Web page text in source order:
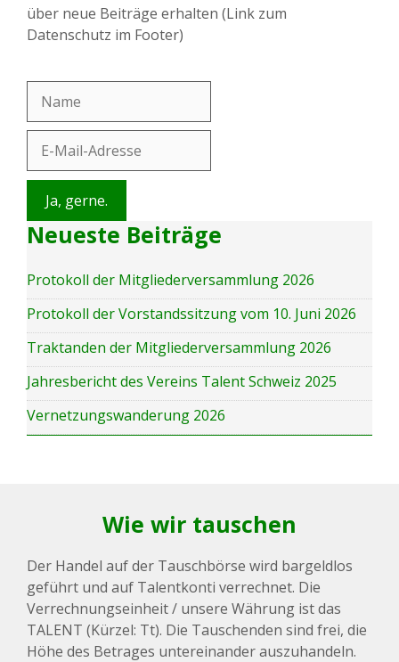
über neue Beiträge erhalten (Link zum
Datenschutz im Footer)
Neueste Beiträge
Protokoll der Mitgliederversammlung 2026
Protokoll der Vorstandssitzung vom 10. Juni 2026
Traktanden der Mitgliederversammlung 2026
Jahresbericht des Vereins Talent Schweiz 2025
Vernetzungswanderung 2026
Wie wir tauschen
Der Handel auf der Tauschbörse wird bargeldlos
geführt und auf Talentkonti verrechnet. Die
Verrechnungseinheit / unsere Währung ist das
TALENT (Kürzel: Tt). Die Tauschenden sind frei, die
Höhe des Betrages untereinander auszuhandeln.